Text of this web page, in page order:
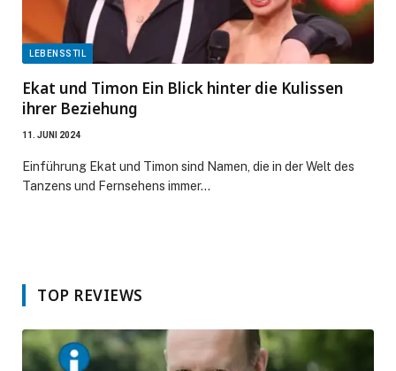
LEBENSSTIL
Ekat und Timon Ein Blick hinter die Kulissen
ihrer Beziehung
11. JUNI 2024
Einführung Ekat und Timon sind Namen, die in der Welt des
Tanzens und Fernsehens immer…
TOP REVIEWS